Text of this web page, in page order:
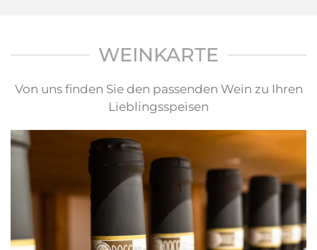
WEINKARTE
Von uns finden Sie den passenden Wein zu Ihren
Lieblingsspeisen